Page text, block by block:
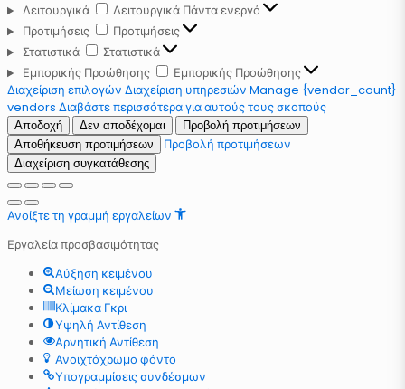
Λειτουργικά
Λειτουργικά Πάντα ενεργό
Προτιμήσεις
Προτιμήσεις
Στατιστικά
Στατιστικά
Εμπορικής Προώθησης
Εμπορικής Προώθησης
Διαχείριση επιλογών Διαχείριση υπηρεσιών Manage {vendor_count}
vendors Διαβάστε περισσότερα για αυτούς τους σκοπούς
Αποδοχή Δεν αποδέχομαι
Προβολή προτιμήσεων
Αποθήκευση προτιμήσεων
Προβολή προτιμήσεων
Διαχείριση συγκατάθεσης
Ανοίξτε τη γραμμή εργαλείων
Εργαλεία προσβασιμότητας
Αύξηση κειμένου
Μείωση κειμένου
Κλίμακα Γκρι
Υψηλή Αντίθεση
Αρνητική Αντίθεση
Ανοιχτόχρωμο φόντο
Υπογραμμίσεις συνδέσμων